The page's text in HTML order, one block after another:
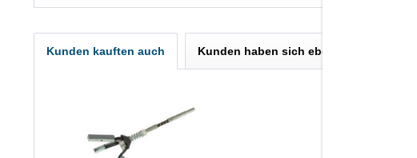
Kunden kauften auch Kunden haben sich ebenfalls angesehen